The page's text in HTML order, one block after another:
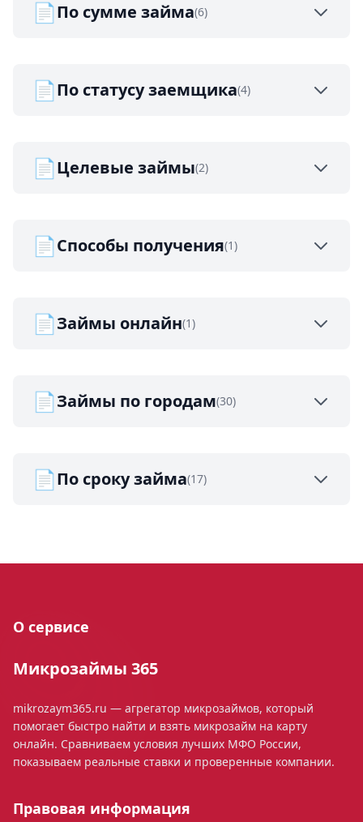
📄По сумме займа(6)
📄По статусу заемщика(4)
📄Целевые займы(2)
📄Способы получения(1)
📄Займы онлайн(1)
📄Займы по городам(30)
📄По сроку займа(17)
О сервисе
Микрозаймы 365
mikrozaym365.ru — агрегатор микрозаймов, который
помогает быстро найти и взять микрозайм на карту
онлайн. Сравниваем условия лучших МФО России,
показываем реальные ставки и проверенные компании.
Правовая информация